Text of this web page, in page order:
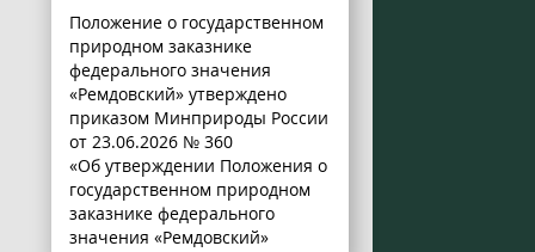
Положение о государственном
природном заказнике
федерального значения
«Ремдовский» утверждено
приказом Минприроды России
от 23.06.2026 № 360
«Об утверждении Положения о
государственном природном
заказнике федерального
значения «Ремдовский»